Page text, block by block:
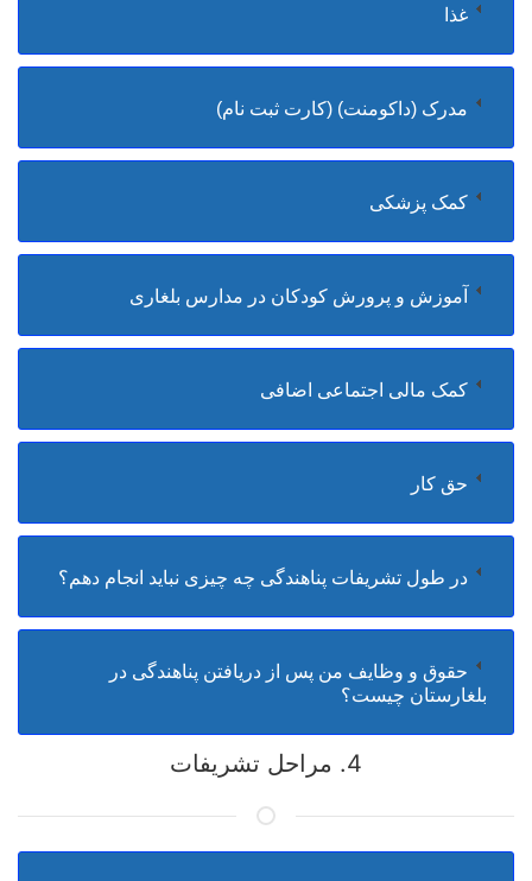
غذا
مدرک (داکومنت) (کارت ثبت نام)
کمک پزشکی
آموزش و پرورش کودکان در مدارس بلغاری
کمک مالی اجتماعی اضافی
حق کار
در طول تشریفات پناهندگی چه چیزی نباید انجام دهم؟
حقوق و وظایف من پس از دریافتن پناهندگی در
بلغارستان چیست؟
4. مراحل تشریفات